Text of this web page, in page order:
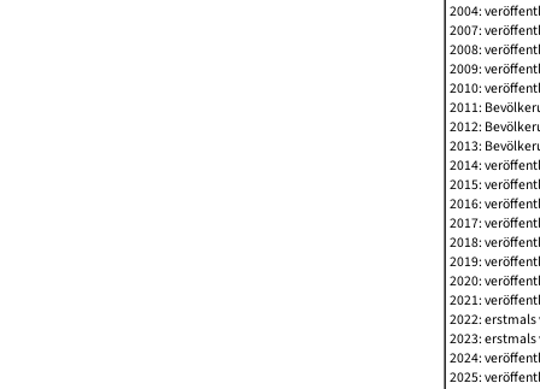
2004:
2007:
2008:
2009:
2010:
2011:
2012:
2013:
2014:
2015:
2016:
2017:
2018:
2019:
2020:
2021:
2022:
2023:
2024:
2025: